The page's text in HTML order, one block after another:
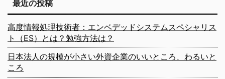
最近の投稿
高度情報処理技術者：エンベデッドシステムスペシャリス
ト（ES）とは？勉強方法は？
日本法人の規模が小さい外資企業のいいところ、わるいと
ころ